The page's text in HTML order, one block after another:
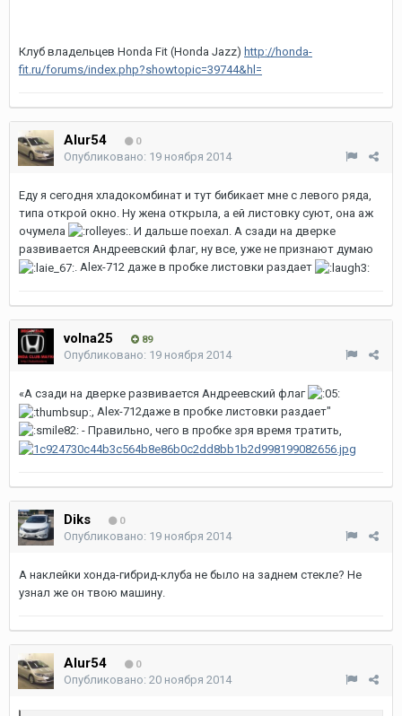
Клуб владельцев Honda Fit (Honda Jazz) http://honda-
fit.ru/forums/index.php?showtopic=39744&hl=
Alur54 0
Опубликовано: 19 ноября 2014
Еду я сегодня хладокомбинат и тут бибикает мне с левого ряда,
типа открой окно. Ну жена открыла, а ей листовку суют, она аж
очумела
. И дальше поехал. А сзади на дверке
развивается Андреевский флаг, ну все, уже не признают думаю
. Alex-712 даже в пробке листовки раздает
volna25 89
Опубликовано: 19 ноября 2014
«А сзади на дверке развивается Андреевский флаг
, Alex-712даже в пробке листовки раздает"
- Правильно, чего в пробке зря время тратить,
Diks 0
Опубликовано: 19 ноября 2014
А наклейки хонда-гибрид-клуба не было на заднем стекле? Не
узнал же он твою машину.
Alur54 0
Опубликовано: 20 ноября 2014